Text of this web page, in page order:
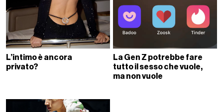
L’intimo è ancora
privato?
La Gen Z potrebbe fare
tutto il sesso che vuole,
ma non vuole